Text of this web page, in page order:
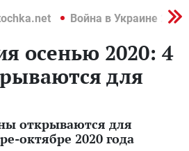
Война в Украине 2022
осенью 2020: 4
для
открываются для
октябре 2020 года